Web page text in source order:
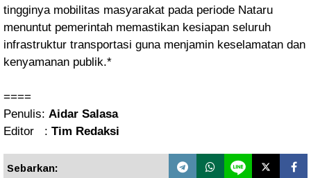
tingginya mobilitas masyarakat pada periode Nataru
menuntut pemerintah memastikan kesiapan seluruh
infrastruktur transportasi guna menjamin keselamatan dan
kenyamanan publik.*
====
Penulis: Aidar Salasa
Editor : Tim Redaksi
Sebarkan: